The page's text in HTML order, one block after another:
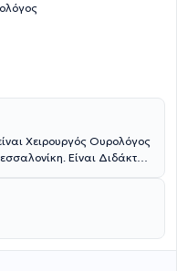
Χειρουργός Ουρολόγος
Είναι Διδάκτωρ
έσω σπερματικών
και η επίδρασή τους
Παράλληλα, είναι
Ιδρύματος και έχει